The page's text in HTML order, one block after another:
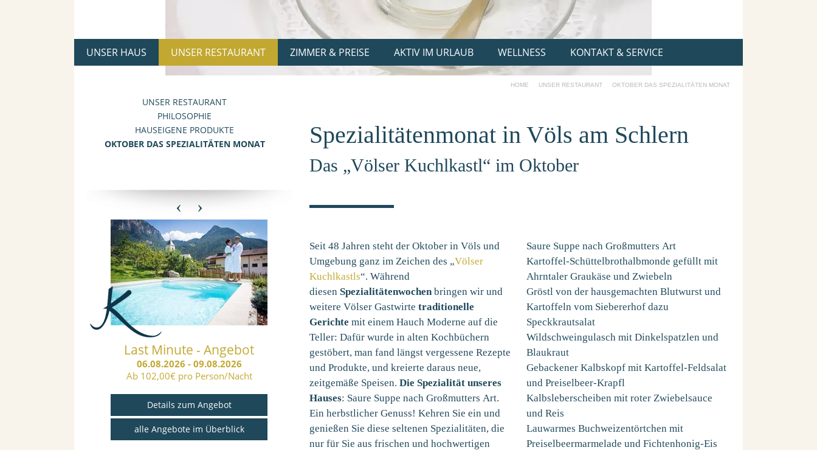
UNSER HAUS UNSER RESTAURANT ZIMMER & PREISE AKTIV IM URLAUB WELLNESS KONTAKT & SERVICE
UNSER RESTAURANT
PHILOSOPHIE
HAUSEIGENE PRODUKTE
OKTOBER DAS SPEZIALITÄTEN MONAT
Last Minute - Angebot
06.08.2026 - 09.08.2026
Ab 102,00€ pro Person/Nacht
Details zum Angebot
alle Angebote im Überblick
Sommer in den Dolomiten
27.08.2026 - 25.09.2026
ab € 91,- pro Person/Nacht ÜF
Details zum Angebot
alle Angebote im Überblick
Frühbucherspecial im Herbst
13.09.2026 - 31.10.2026
ab 5 Nächte mit Halbpension 5%
Ermäßigung
Details zum Angebot
alle Angebote im Überblick
‹ ›
HOME UNSER RESTAURANT OKTOBER DAS SPEZIALITÄTEN MONAT
Spezialitätenmonat in Völs am Schlern
Das „Völser Kuchlkastl“ im Oktober
Seit 48 Jahren steht der Oktober in Völs und
Umgebung ganz im Zeichen des „Völser
Kuchlkastls“. Während
diesen Spezialitätenwochenbringen wir und
weitere Völser Gastwirte traditionelle
Gerichte mit einem Hauch Moderne auf die
Teller: Dafür wurde in alten Kochbüchern
gestöbert, man fand längst vergessene Rezepte
und Produkte, und kreierte daraus neue,
zeitgemäße Speisen. Die Spezialität unseres
Hauses: Saure Suppe nach Großmutters Art.
Ein herbstlicher Genuss! Kehren Sie ein und
genießen Sie diese seltenen Spezialitäten, die
nur für Sie aus frischen und hochwertigen
Saure Suppe nach Großmutters Art
Kartoffel-Schüttelbrothalbmonde gefüllt mit
Ahrntaler Graukäse und Zwiebeln
Gröstl von der hausgemachten Blutwurst und
Kartoffeln vom Siebererhof dazu
Speckkrautsalat
Wildschweingulasch mit Dinkelspatzlen und
Blaukraut
Gebackener Kalbskopf mit Kartoffel-Feldsalat
und Preiselbeer-Krapfl
Kalbsleberscheiben mit roter Zwiebelsauce
und Reis
Lauwarmes Buchweizentörtchen mit
Preiselbeermarmelade und Fichtenhonig-Eis